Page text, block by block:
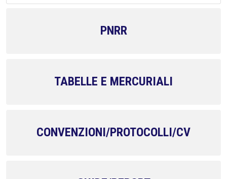
PNRR
TABELLE E MERCURIALI
CONVENZIONI/PROTOCOLLI/CV